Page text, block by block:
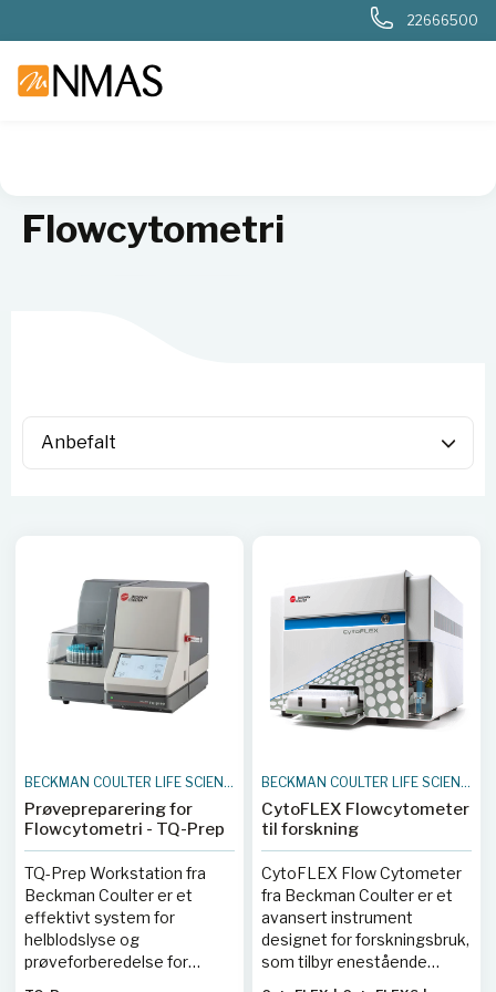
22666500
Flowcytometri
BECKMAN COULTER LIFE SCIENCES
Prøvepreparering for
Flowcytometri - TQ-Prep
TQ-Prep Workstation fra
Beckman Coulter er et
effektivt system for
helblodslyse og
prøveforberedelse for
BECKMAN COULTER LIFE SCIENCES
CytoFLEX Flowcytometer
til forskning
CytoFLEX Flow Cytometer
fra Beckman Coulter er et
avansert instrument
designet for forskningsbruk,
som tilbyr enestående